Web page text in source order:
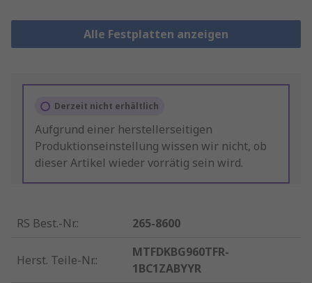
Alle Festplatten anzeigen
Derzeit nicht erhältlich
Aufgrund einer herstellerseitigen
Produktionseinstellung wissen wir nicht, ob
dieser Artikel wieder vorrätig sein wird.
RS Best.-Nr.: 265-8600
Herst. Teile-Nr.:
MTFDKBG960TFR-
1BC1ZABYYR